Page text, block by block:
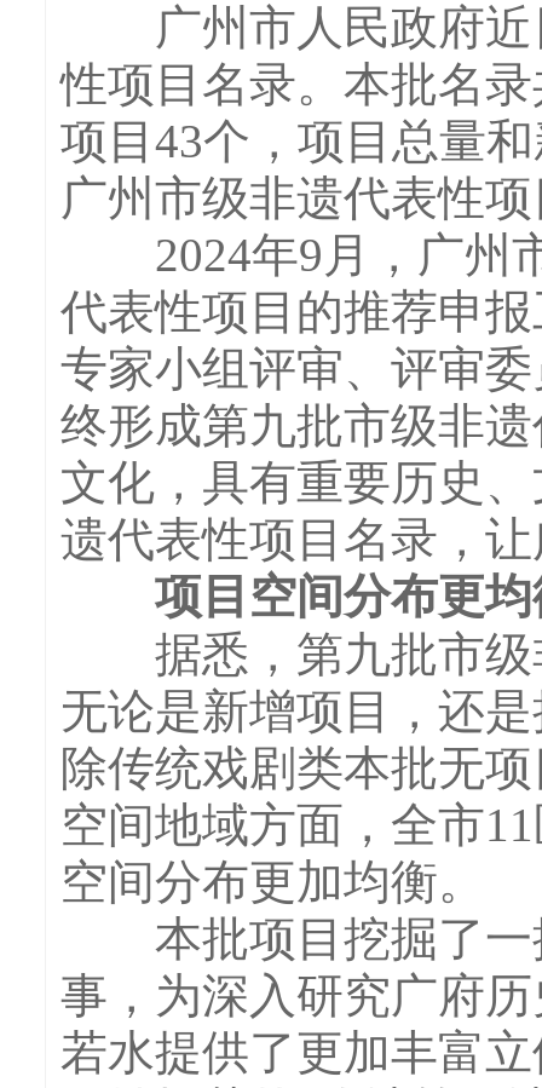
广州市人民政府近
性项目名录。本批名
项目43个，项目总量
广州市级非遗代表性
2024年9月，广州市
代表性项目的推荐申
专家小组评审、评审
终形成第九批市级非
文化，具有重要历史
遗代表性项目名录，
项目空间分布更均
据悉，第九批市级
无论是新增项目，还
除传统戏剧类本批无
空间地域方面，全市
空间分布更加均衡。
本批项目挖掘了一
事，为深入研究广府
若水提供了更加丰富